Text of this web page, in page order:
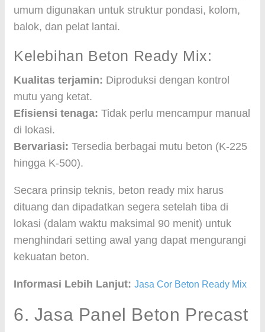
umum digunakan untuk struktur pondasi, kolom,
balok, dan pelat lantai.
Kelebihan Beton Ready Mix:
Kualitas terjamin: Diproduksi dengan kontrol
mutu yang ketat.
Efisiensi tenaga: Tidak perlu mencampur manual
di lokasi.
Bervariasi: Tersedia berbagai mutu beton (K-225
hingga K-500).
Secara prinsip teknis, beton ready mix harus
dituang dan dipadatkan segera setelah tiba di
lokasi (dalam waktu maksimal 90 menit) untuk
menghindari setting awal yang dapat mengurangi
kekuatan beton.
Informasi Lebih Lanjut: Jasa Cor Beton Ready Mix
6. Jasa Panel Beton Precast